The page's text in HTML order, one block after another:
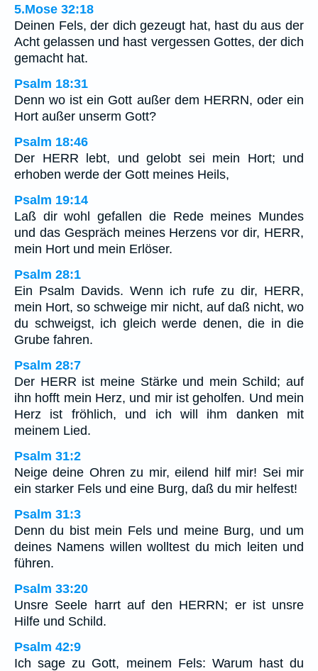
5.Mose 32:18
Deinen Fels, der dich gezeugt hat, hast du aus der
Acht gelassen und hast vergessen Gottes, der dich
gemacht hat.
Psalm 18:31
Denn wo ist ein Gott außer dem HERRN, oder ein
Hort außer unserm Gott?
Psalm 18:46
Der HERR lebt, und gelobt sei mein Hort; und
erhoben werde der Gott meines Heils,
Psalm 19:14
Laß dir wohl gefallen die Rede meines Mundes
und das Gespräch meines Herzens vor dir, HERR,
mein Hort und mein Erlöser.
Psalm 28:1
Ein Psalm Davids. Wenn ich rufe zu dir, HERR,
mein Hort, so schweige mir nicht, auf daß nicht, wo
du schweigst, ich gleich werde denen, die in die
Grube fahren.
Psalm 28:7
Der HERR ist meine Stärke und mein Schild; auf
ihn hofft mein Herz, und mir ist geholfen. Und mein
Herz ist fröhlich, und ich will ihm danken mit
meinem Lied.
Psalm 31:2
Neige deine Ohren zu mir, eilend hilf mir! Sei mir
ein starker Fels und eine Burg, daß du mir helfest!
Psalm 31:3
Denn du bist mein Fels und meine Burg, und um
deines Namens willen wolltest du mich leiten und
führen.
Psalm 33:20
Unsre Seele harrt auf den HERRN; er ist unsre
Hilfe und Schild.
Psalm 42:9
Ich sage zu Gott, meinem Fels: Warum hast du